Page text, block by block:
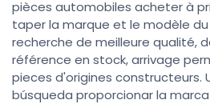
pièces automobiles acheter à
taper la marque et le modèle
recherche de meilleure qualité,
référence en stock, arrivage
pieces d'origines constructeurs.
búsqueda proporcionar la